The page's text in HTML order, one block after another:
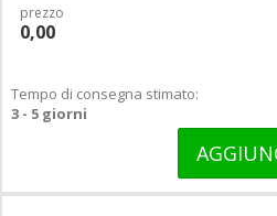
prezzo
0,00
Tempo di consegna stimato:
3 - 5 giorni